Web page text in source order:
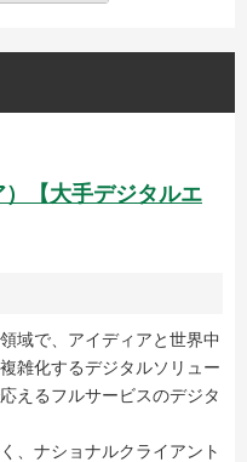
【大手デジタルエ
域で、アイディアと世界中
雑化するデジタルソリュー
えるフルサービスのデジタ
、ナショナルクライアント